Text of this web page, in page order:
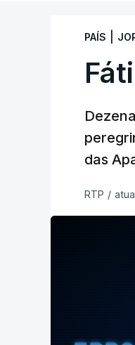
PAÍS
das
RTP /